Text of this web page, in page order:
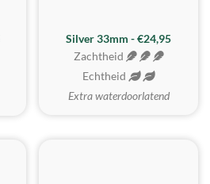
Silver 33mm - €24,95
Zachtheid
Echtheid
Extra waterdoorlatend